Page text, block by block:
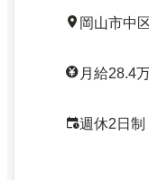
岡山市中
月給28.4
週休2日制